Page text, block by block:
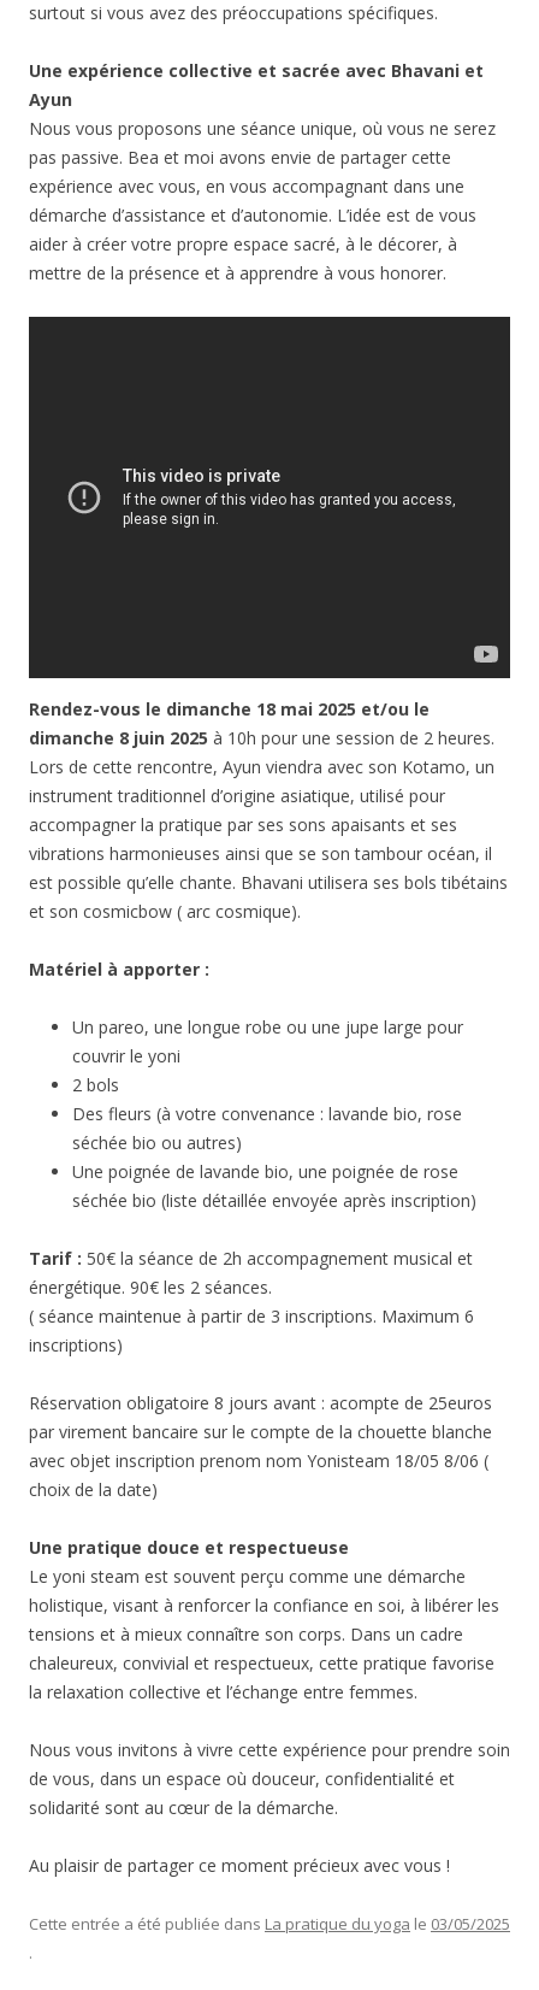
surtout si vous avez des préoccupations spécifiques.
Une expérience collective et sacrée avec Bhavani et
Ayun
Nous vous proposons une séance unique, où vous ne serez
pas passive. Bea et moi avons envie de partager cette
expérience avec vous, en vous accompagnant dans une
démarche d’assistance et d’autonomie. L’idée est de vous
aider à créer votre propre espace sacré, à le décorer, à
mettre de la présence et à apprendre à vous honorer.
Rendez-vous le dimanche 18 mai 2025 et/ou le
dimanche 8 juin 2025 à 10h pour une session de 2 heures.
Lors de cette rencontre, Ayun viendra avec son Kotamo, un
instrument traditionnel d’origine asiatique, utilisé pour
accompagner la pratique par ses sons apaisants et ses
vibrations harmonieuses ainsi que se son tambour océan, il
est possible qu’elle chante. Bhavani utilisera ses bols tibétains
et son cosmicbow ( arc cosmique).
Matériel à apporter :
Un pareo, une longue robe ou une jupe large pour
couvrir le yoni
2 bols
Des fleurs (à votre convenance : lavande bio, rose
séchée bio ou autres)
Une poignée de lavande bio, une poignée de rose
séchée bio (liste détaillée envoyée après inscription)
Tarif : 50€ la séance de 2h accompagnement musical et
énergétique. 90€ les 2 séances.
( séance maintenue à partir de 3 inscriptions. Maximum 6
inscriptions)
Réservation obligatoire 8 jours avant : acompte de 25euros
par virement bancaire sur le compte de la chouette blanche
avec objet inscription prenom nom Yonisteam 18/05 8/06 (
choix de la date)
Une pratique douce et respectueuse
Le yoni steam est souvent perçu comme une démarche
holistique, visant à renforcer la confiance en soi, à libérer les
tensions et à mieux connaître son corps. Dans un cadre
chaleureux, convivial et respectueux, cette pratique favorise
la relaxation collective et l’échange entre femmes.
Nous vous invitons à vivre cette expérience pour prendre soin
de vous, dans un espace où douceur, confidentialité et
solidarité sont au cœur de la démarche.
Au plaisir de partager ce moment précieux avec vous !
Cette entrée a été publiée dans La pratique du yoga le 03/05/2025
.